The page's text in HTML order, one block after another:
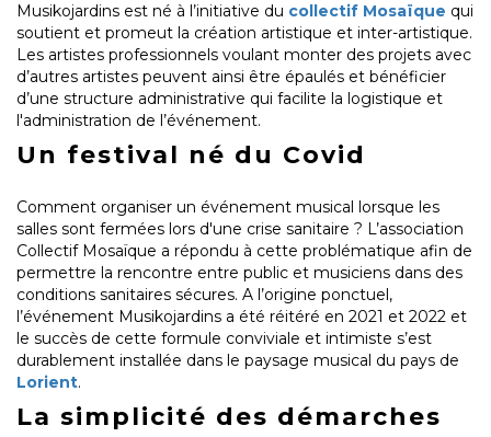
Musikojardins est né à l’initiative du collectif Mosaïque qui
soutient et promeut la création artistique et inter-artistique.
Les artistes professionnels voulant monter des projets avec
d’autres artistes peuvent ainsi être épaulés et bénéficier
d’une structure administrative qui facilite la logistique et
l'administration de l’événement.
Un festival né du Covid
Comment organiser un événement musical lorsque les
salles sont fermées lors d'une crise sanitaire ? L’association
Collectif Mosaïque a répondu à cette problématique afin de
permettre la rencontre entre public et musiciens dans des
conditions sanitaires sécures. A l’origine ponctuel,
l’événement Musikojardins a été réitéré en 2021 et 2022 et
le succès de cette formule conviviale et intimiste s’est
durablement installée dans le paysage musical du pays de
Lorient.
La simplicité des démarches